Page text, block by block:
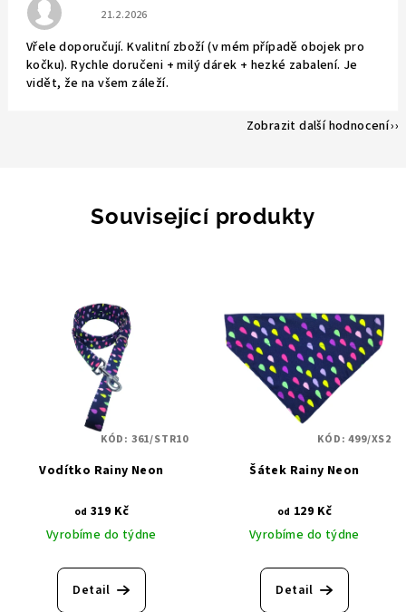
Hodnocení obchodu je 5 z 5 hvězdiček.
21.2.2026
Vřele doporučují. Kvalitní zboží (v mém případě obojek pro
kočku). Rychle doručeni + milý dárek + hezké zabalení. Je
vidět, že na všem záleží.
Zobrazit další hodnocení
Související produkty
Vodítko Rainy Neon
od 319 Kč
Vyrobíme do týdne
Detail
KÓD: 361/STR10
Šátek Rainy Neon
od 129 Kč
Vyrobíme do týdne
Detail
KÓD:499/XS2